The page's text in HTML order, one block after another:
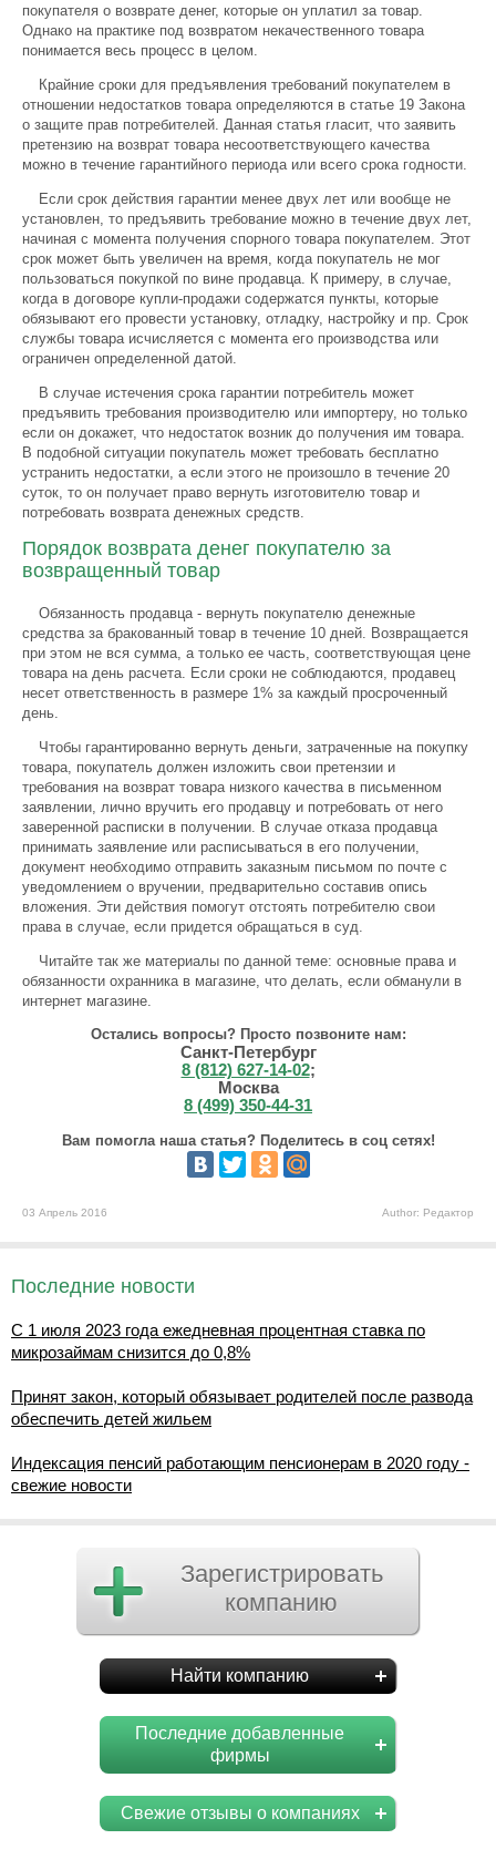
покупателя о возврате денег, которые он уплатил за товар.
Однако на практике под возвратом некачественного товара
понимается весь процесс в целом.
Крайние сроки для предъявления требований покупателем в
отношении недостатков товара определяются в статье 19 Закона
о защите прав потребителей. Данная статья гласит, что заявить
претензию на возврат товара несоответствующего качества
можно в течение гарантийного периода или всего срока годности.
Если срок действия гарантии менее двух лет или вообще не
установлен, то предъявить требование можно в течение двух лет,
начиная с момента получения спорного товара покупателем. Этот
срок может быть увеличен на время, когда покупатель не мог
пользоваться покупкой по вине продавца. К примеру, в случае,
когда в договоре купли-продажи содержатся пункты, которые
обязывают его провести установку, отладку, настройку и пр. Срок
службы товара исчисляется с момента его производства или
ограничен определенной датой.
В случае истечения срока гарантии потребитель может
предъявить требования производителю или импортеру, но только
если он докажет, что недостаток возник до получения им товара.
В подобной ситуации покупатель может требовать бесплатно
устранить недостатки, а если этого не произошло в течение 20
суток, то он получает право вернуть изготовителю товар и
потребовать возврата денежных средств.
Порядок возврата денег покупателю за
возвращенный товар
Обязанность продавца - вернуть покупателю денежные
средства за бракованный товар в течение 10 дней. Возвращается
при этом не вся сумма, а только ее часть, соответствующая цене
товара на день расчета. Если сроки не соблюдаются, продавец
несет ответственность в размере 1% за каждый просроченный
день.
Чтобы гарантированно вернуть деньги, затраченные на покупку
товара, покупатель должен изложить свои претензии и
требования на возврат товара низкого качества в письменном
заявлении, лично вручить его продавцу и потребовать от него
заверенной расписки в получении. В случае отказа продавца
принимать заявление или расписываться в его получении,
документ необходимо отправить заказным письмом по почте с
уведомлением о вручении, предварительно составив опись
вложения. Эти действия помогут отстоять потребителю свои
права в случае, если придется обращаться в суд.
Читайте так же материалы по данной теме: основные права и
обязанности охранника в магазине, что делать, если обманули в
интернет магазине.
Остались вопросы? Просто позвоните нам:
Санкт-Петербург
8 (812) 627-14-02;
Москва
8 (499) 350-44-31
Вам помогла наша статья? Поделитесь в соц сетях!
03 Апрель 2016 Author: Редактор
Последние новости
С 1 июля 2023 года ежедневная процентная ставка по
микрозаймам снизится до 0,8%
Принят закон, который обязывает родителей после развода
обеспечить детей жильем
Индексация пенсий работающим пенсионерам в 2020 году -
свежие новости
Зарегистрировать
компанию
Найти компанию
Последние добавленные
фирмы
Свежие отзывы о компаниях